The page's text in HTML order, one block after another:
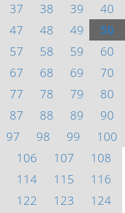
37 38 39
40
47 48 49
50
57 58 59
60
67 68 69
70
77 78 79
80
87 88 89
90
97 98 99
100
106 107
108
114 115
116
122 123
124